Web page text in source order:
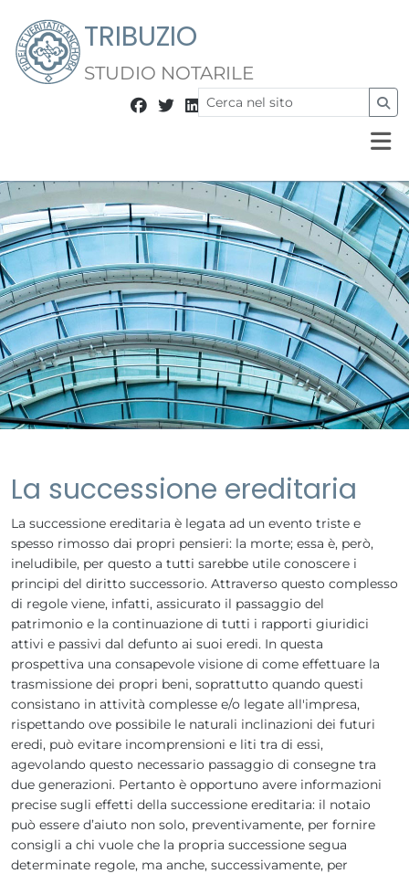
TRIBUZIO
STUDIO NOTARILE
La successione ereditaria
La successione ereditaria è legata ad un evento triste e
spesso rimosso dai propri pensieri: la morte; essa è, però,
ineludibile, per questo a tutti sarebbe utile conoscere i
principi del diritto successorio. Attraverso questo complesso
di regole viene, infatti, assicurato il passaggio del
patrimonio e la continuazione di tutti i rapporti giuridici
attivi e passivi dal defunto ai suoi eredi. In questa
prospettiva una consapevole visione di come effettuare la
trasmissione dei propri beni, soprattutto quando questi
consistano in attività complesse e/o legate all'impresa,
rispettando ove possibile le naturali inclinazioni dei futuri
eredi, può evitare incomprensioni e liti tra di essi,
agevolando questo necessario passaggio di consegne tra
due generazioni. Pertanto è opportuno avere informazioni
precise sugli effetti della successione ereditaria: il notaio
può essere d’aiuto non solo, preventivamente, per fornire
consigli a chi vuole che la propria successione segua
determinate regole, ma anche, successivamente, per